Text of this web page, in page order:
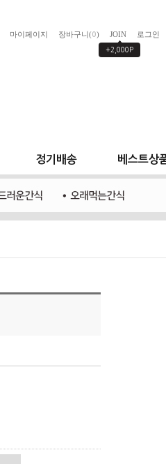
로그인
JOIN
+2,000P
장바구니(0)
마이페이지
정기배송 베스트상